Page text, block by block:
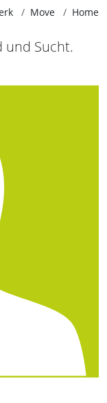
Move Home
und Sucht.